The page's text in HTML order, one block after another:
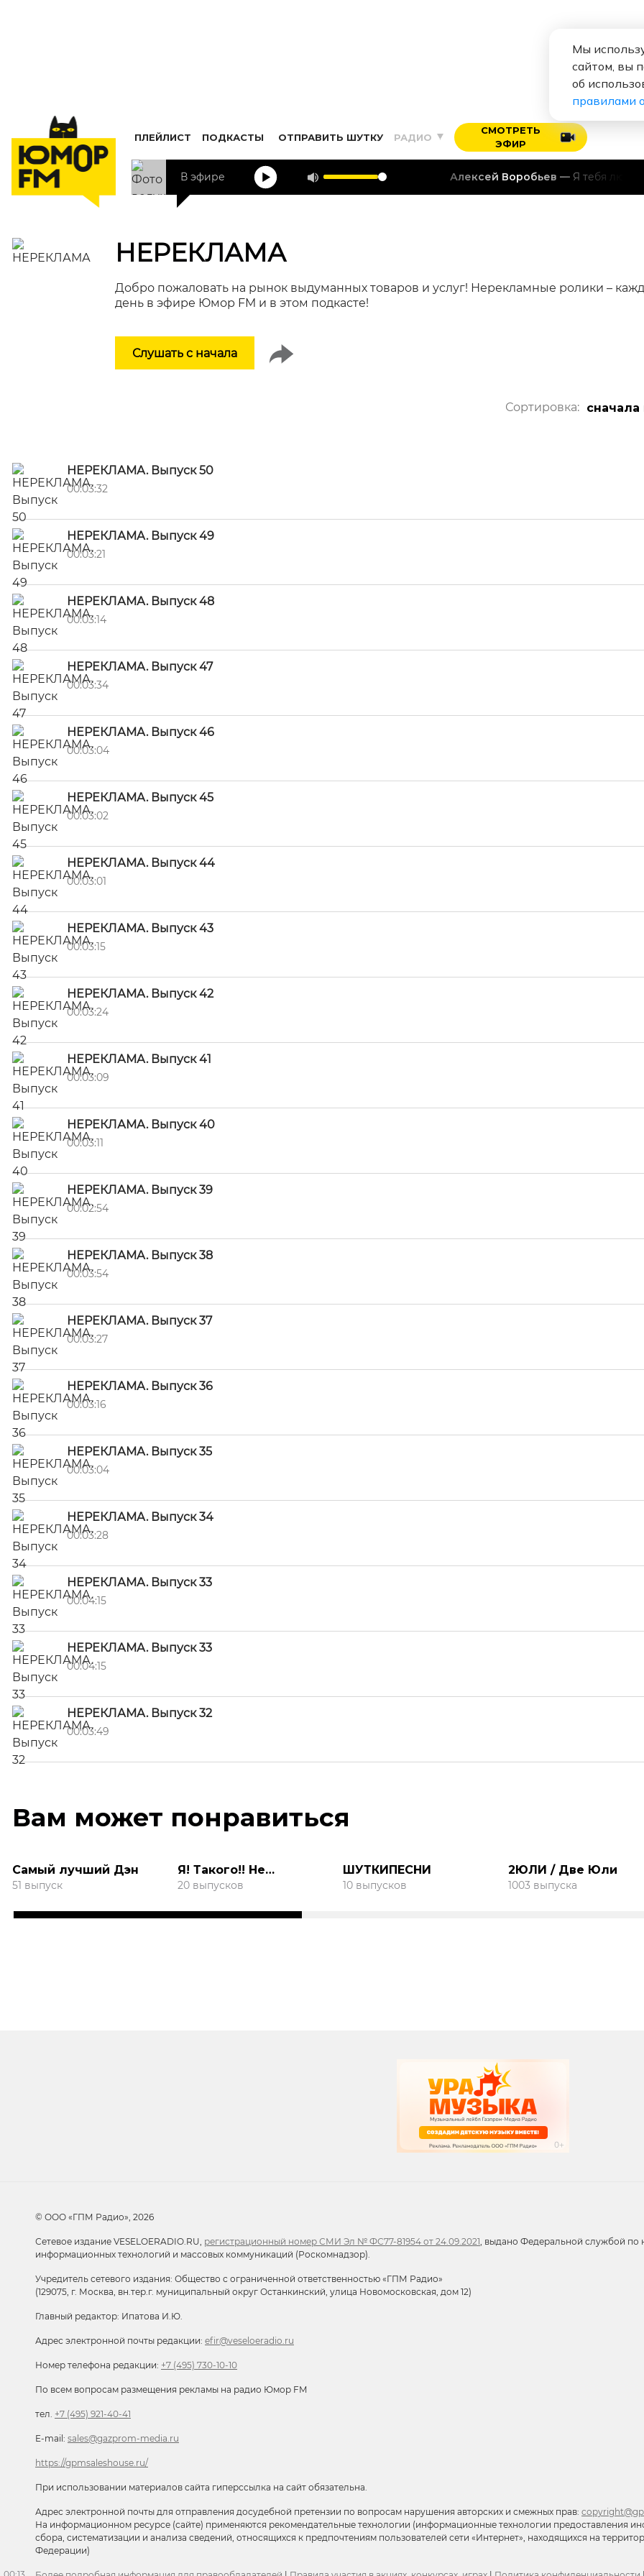
ПЛЕЙЛИСТ ПОДКАСТЫ ОТПРАВИТЬ ШУТКУ РАДИО
СМОТРЕТЬ
ЭФИР
В эфире Алексей Воробьев Я тебя люблю
НЕРЕКЛАМА
Добро пожаловать на рынок выдуманных товаров и услуг! Нерекламные ролики –
день в эфире Юмор FM и в этом подкасте!
Слушать с начала
Сортировка:
НЕРЕКЛАМА. Выпуск 50
00:03:32
НЕРЕКЛАМА. Выпуск 49
00:03:21
НЕРЕКЛАМА. Выпуск 48
00:03:14
НЕРЕКЛАМА. Выпуск 47
00:03:34
НЕРЕКЛАМА. Выпуск 46
00:03:04
НЕРЕКЛАМА. Выпуск 45
00:03:02
НЕРЕКЛАМА. Выпуск 44
00:03:01
НЕРЕКЛАМА. Выпуск 43
00:03:15
НЕРЕКЛАМА. Выпуск 42
00:03:24
НЕРЕКЛАМА. Выпуск 41
00:03:09
НЕРЕКЛАМА. Выпуск 40
00:03:11
НЕРЕКЛАМА. Выпуск 39
00:02:54
НЕРЕКЛАМА. Выпуск 38
00:03:54
НЕРЕКЛАМА. Выпуск 37
00:03:27
НЕРЕКЛАМА. Выпуск 36
00:03:16
НЕРЕКЛАМА. Выпуск 35
00:03:04
НЕРЕКЛАМА. Выпуск 34
00:03:28
НЕРЕКЛАМА. Выпуск 33
00:04:15
НЕРЕКЛАМА. Выпуск 33
00:04:15
НЕРЕКЛАМА. Выпуск 32
00:03:49
Вам может понравиться
Самый лучший Дэн
51 выпуск
Я! Такого!! Не
говорил!!!
20 выпусков
ШУТКИПЕСНИ
10 выпусков
2ЮЛИ / Две Юли
1003 выпуска
© ООО «ГПМ Радио», 2026
Сетевое издание VESELOERADIO.RU, регистрационный номер СМИ Эл № ФС77-81954 от 24.09.2021, выдано Федеральной службой по
информационных технологий и массовых коммуникаций (Роскомнадзор).
Учредитель сетевого издания: Общество с ограниченной ответственностью «ГПМ Радио»
(129075, г. Москва, вн.тер.г. муниципальный округ Останкинский, улица Новомосковская, дом 12)
Главный редактор: Ипатова И.Ю.
Адрес электронной почты редакции: efir@veseloeradio.ru
Номер телефона редакции: +7 (495) 730-10-10
По всем вопросам размещения рекламы на радио Юмор FM
тел. +7 (495) 921-40-41
E-mail: sales@gazprom-media.ru
https://gpmsaleshouse.ru/
При использовании материалов сайта гиперссылка на сайт обязательна.
Адрес электронной почты для отправления досудебной претензии по вопросам нарушения авторских и смежных прав:
На информационном ресурсе (сайте) применяются рекомендательные технологии (информационные технологии предоставления
сбора, систематизации и анализа сведений, относящихся к предпочтениям пользователей сети «Интернет», находящихся на
Федерации)
Мы
сайтом, вы
об
правилами